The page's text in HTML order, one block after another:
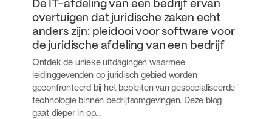
De IT-afdeling van een bedrijf ervan
overtuigen dat juridische zaken echt
anders zijn: pleidooi voor software voor
de juridische afdeling van een bedrijf
Ontdek de unieke uitdagingen waarmee
leidinggevenden op juridisch gebied worden
geconfronteerd bij het bepleiten van gespecialiseerde
technologie binnen bedrijfsomgevingen. Deze blog
gaat dieper in op...